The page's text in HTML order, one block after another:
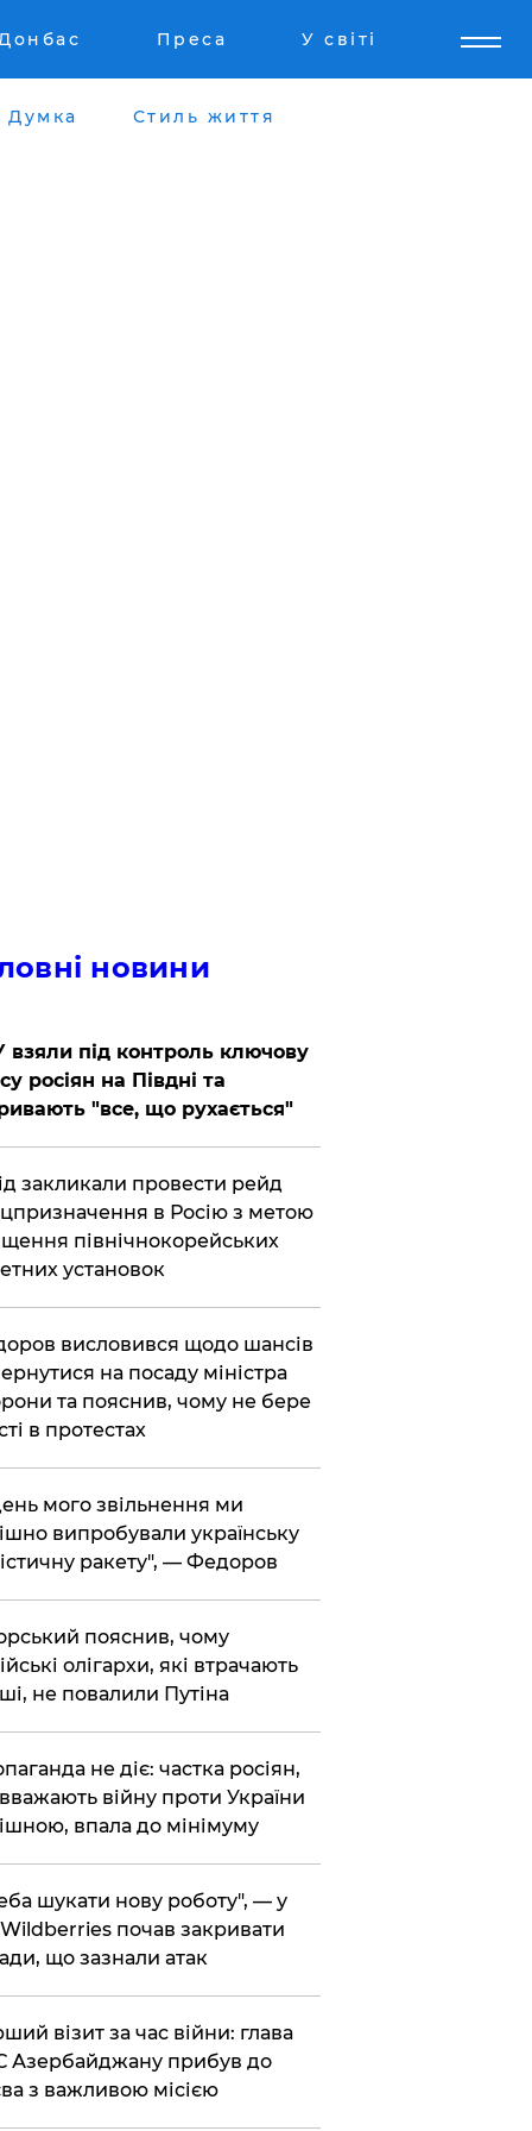
Преса У світі
Думка Стиль життя
новини
взяли під контроль ключову
росіян на Півдні та
"все, що рухається"
закликали провести рейд
в Росію з метою
північнокорейських
установок
висловився щодо шансів
на посаду міністра
та пояснив, чому не бере
в протестах
мого звільнення ми
випробували українську
ракету", — Федоров
пояснив, чому
олігархи, які втрачають
не повалили Путіна
не діє: частка росіян,
війну проти України
впала до мінімуму
шукати нову роботу", — у
почав закривати
що зазнали атак
візит за час війни: глава
Азербайджану прибув до
з важливою місією